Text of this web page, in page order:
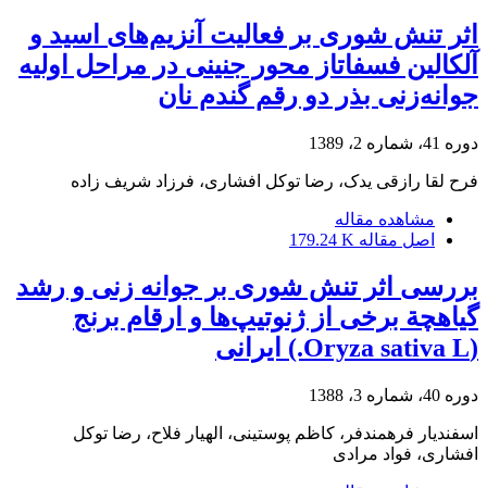
اثر تنش شوری بر فعالیت آنزیم‌های اسید و
آلکالین فسفاتاز محور جنینی در مراحل اولیه
جوانه‌زنی بذر دو رقم گندم نان
دوره 41، شماره 2، 1389
فرح لقا رازقی یدک، رضا توکل افشاری، فرزاد شریف زاده
مشاهده مقاله
اصل مقاله 179.24 K
بررسی اثر تنش شوری بر جوانه زنی و رشد
گیاهچة برخی از ژنوتیپ‌ها و ارقام برنج
(Oryza sativa L.) ایرانی
دوره 40، شماره 3، 1388
اسفندیار فرهمندفر، کاظم پوستینی، الهیار فلاح، رضا توکل
افشاری، فواد مرادی